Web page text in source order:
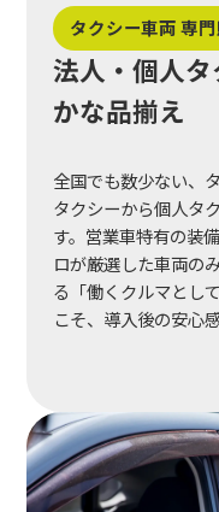
タクシー車両 専
法人・個人
かな品揃え
全国でも数少ない、
タクシーから個人タ
す。営業車特有の装
ロが厳選した車両の
る「働くクルマとし
こそ、導入後の安心